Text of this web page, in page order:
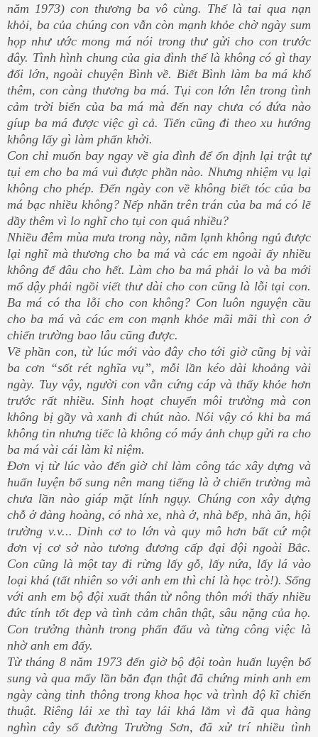
năm 1973) con thương ba vô cùng. Thế là tai qua nạn
khỏi, ba của chúng con vẫn còn mạnh khỏe chờ ngày sum
họp như ước mong má nói trong thư gửi cho con trước
đây. Tình hình chung của gia đình thế là không có gì thay
đổi lớn, ngoài chuyện Bình về. Biết Bình làm ba má khổ
thêm, con càng thương ba má. Tụi con lớn lên trong tình
cảm trời biển của ba má mà đến nay chưa có đứa nào
gíup ba má được việc gì cả. Tiến cũng đi theo xu hướng
không lấy gì làm phấn khởi.
Con chỉ muốn bay ngay về gia đình để ổn định lại trật tự
tụi em cho ba má vui được phần nào. Nhưng nhiệm vụ lại
không cho phép. Đến ngày con về không biết tóc của ba
má bạc nhiều không? Nếp nhăn trên trán của ba má có lẽ
dầy thêm vì lo nghĩ cho tụi con quá nhiều?
Nhiều đêm mùa mưa trong này, nằm lạnh không ngủ được
lại nghĩ mà thương cho ba má và các em ngoài ấy nhiều
không để đâu cho hết. Làm cho ba má phải lo và ba mới
mổ dậy phải ngồi viết thư dài cho con cũng là lỗi tại con.
Ba má có tha lỗi cho con không? Con luôn nguyện cầu
cho ba má và các em con mạnh khỏe mãi mãi thì con ở
chiến trường bao lâu cũng được.
Về phần con, từ lúc mới vào đây cho tới giờ cũng bị vài
ba cơn “sốt rét nghĩa vụ”, mỗi lần kéo dài khoảng vài
ngày. Tuy vậy, người con vẫn cứng cáp và thấy khỏe hơn
trước rất nhiều. Sinh hoạt chuyển môi trường mà con
không bị gầy và xanh đi chút nào. Nói vậy có khi ba má
không tin nhưng tiếc là không có máy ảnh chụp gửi ra cho
ba má vài cái làm kỉ niệm.
Đơn vị từ lúc vào đến giờ chỉ làm công tác xây dựng và
huấn luyện bổ sung nên mang tiếng là ở chiến trường mà
chưa lần nào giáp mặt lính ngụy. Chúng con xây dựng
chỗ ở đàng hoàng, có nhà xe, nhà ở, nhà bếp, nhà ăn, hội
trường v.v... Dinh cơ to lớn và quy mô hơn bất cứ một
đơn vị cơ sở nào tương đương cấp đại đội ngoài Bắc.
Con cũng là một tay đi rừng lấy gỗ, lấy nứa, lấy lá vào
loại khá (tất nhiên so với anh em thì chỉ là học trò!). Sống
với anh em bộ đội xuất thân từ nông thôn mới thấy nhiều
đức tính tốt đẹp và tình cảm chân thật, sâu nặng của họ.
Con trưởng thành trong phấn đấu và từng công việc là
nhờ anh em đấy.
Từ tháng 8 năm 1973 đến giờ bộ đội toàn huấn luyện bổ
sung và qua mấy lần bắn đạn thật đã chứng minh anh em
ngày càng tinh thông trong khoa học và trình độ kĩ chiến
thuật. Riêng lái xe thì tay lái khá lắm vì đã qua hàng
nghìn cây số đường Trường Sơn, đã xử trí nhiều tình